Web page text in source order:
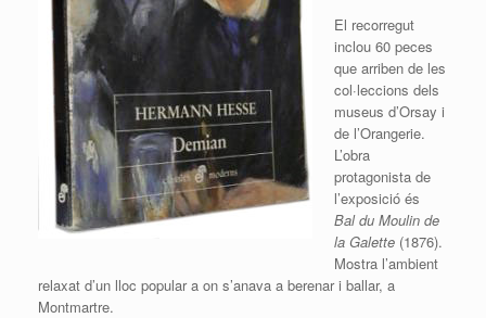
El recorregut
inclou 60 peces
que arriben de les
col·leccions dels
museus d’Orsay i
de l’Orangerie.
L’obra
protagonista de
l’exposició és
Baldu Moulinde
la Galette(1876).
Mostra l’ambient
relaxat d’un lloc popular a on s’anava a berenar i ballar, a
Montmartre.